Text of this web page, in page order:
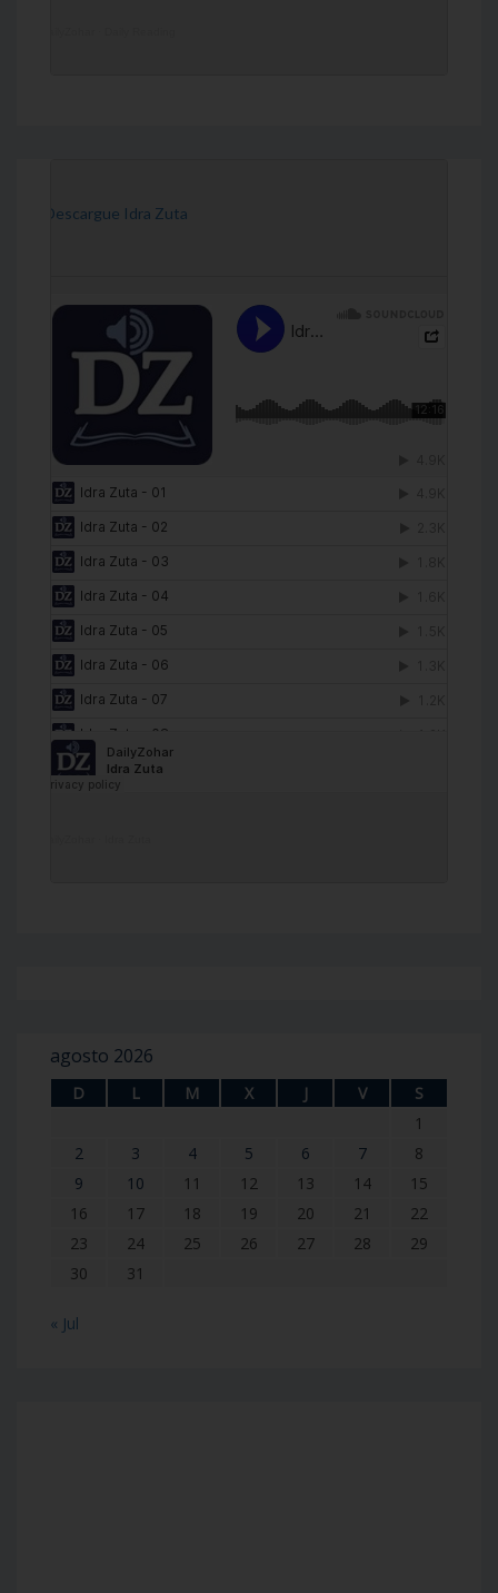
[Descargue Idra Zuta
agosto 2026
D L M X J V
S
1
2
3 4 5 6 7
8
9
10 11 12 13 14
15
16
17 18 19 20 21
22
23
24 25 26 27 28
29
30
31
« Jul